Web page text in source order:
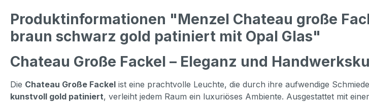
Produktinformationen "Menzel Chateau große
braun schwarz gold patiniert mit Opal Glas"
Chateau Große Fackel – Eleganz und
Die Chateau Große Fackel ist eine prachtvolle Leuchte, die durch ihre aufwendige
kunstvoll gold patiniert, verleiht jedem Raum ein luxuriöses Ambiente. Ausgestattet mit